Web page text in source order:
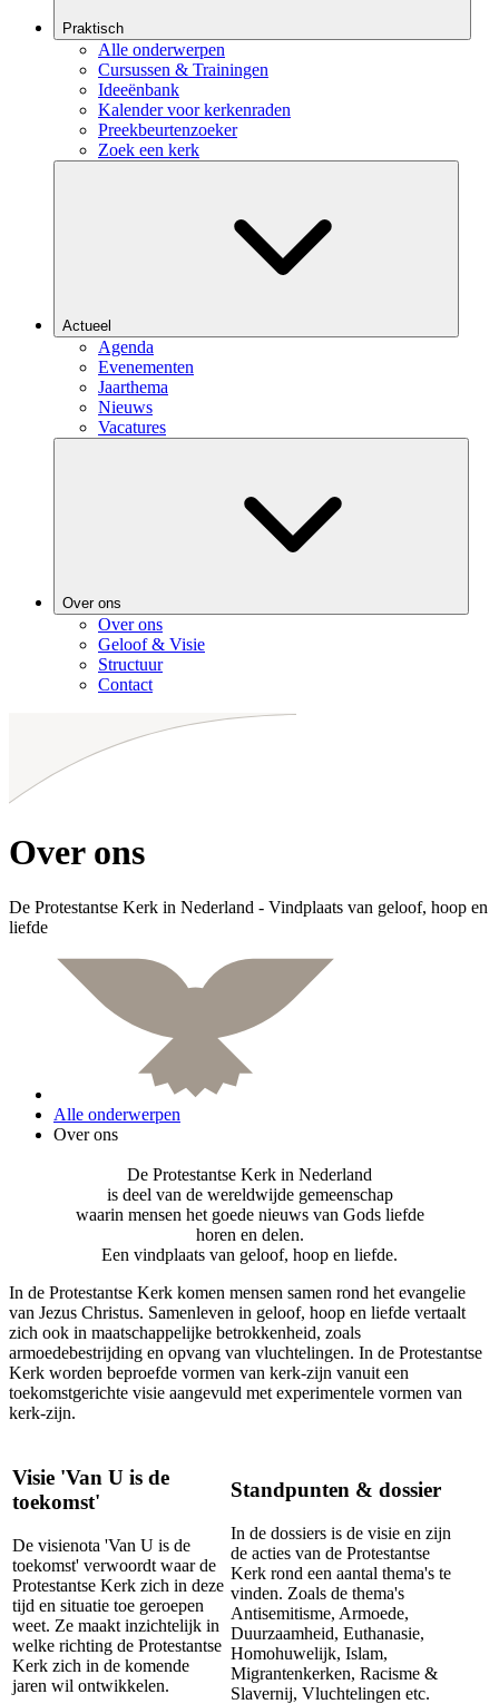
Praktisch
Alle onderwerpen
Cursussen & Trainingen
Ideeënbank
Kalender voor kerkenraden
Preekbeurtenzoeker
Zoek een kerk
Actueel
Agenda
Evenementen
Jaarthema
Nieuws
Vacatures
Over ons
Over ons
Geloof & Visie
Structuur
Contact
Over ons
De Protestantse Kerk in Nederland - Vindplaats van geloof, hoop en
liefde
Alle onderwerpen
Over ons
De Protestantse Kerk in Nederland
is deel van de wereldwijde gemeenschap
waarin mensen het goede nieuws van Gods liefde
horen en delen.
Een vindplaats van geloof, hoop en liefde.
In de Protestantse Kerk komen mensen samen rond het evangelie
van Jezus Christus. Samenleven in geloof, hoop en liefde vertaalt
zich ook in maatschappelijke betrokkenheid, zoals
armoedebestrijding en opvang van vluchtelingen. In de Protestantse
Kerk worden beproefde vormen van kerk-zijn vanuit een
toekomstgerichte visie aangevuld met experimentele vormen van
kerk-zijn.
Visie 'Van U is de
toekomst'
De visienota 'Van U is de
toekomst' verwoordt waar de
Protestantse Kerk zich in deze
tijd en situatie toe geroepen
weet. Ze maakt inzichtelijk in
welke richting de Protestantse
Kerk zich in de komende
jaren wil ontwikkelen.
Standpunten & dossier
In de dossiers is de visie en zijn
de acties van de Protestantse
Kerk rond een aantal thema's te
vinden. Zoals de thema's
Antisemitisme, Armoede,
Duurzaamheid, Euthanasie,
Homohuwelijk, Islam,
Migrantenkerken, Racisme &
Slavernij, Vluchtelingen etc.